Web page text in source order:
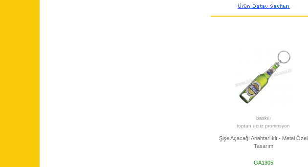
baskılı
toptan ucuz promosyon
Şişe Açacağı Anahtarlıklı - Metal Özel
Tasarım
GA1305